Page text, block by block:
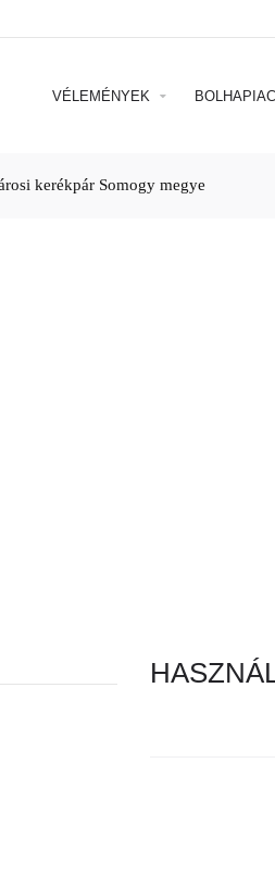
VÉLEMÉNYEK BOLHAPIAC
kerékpár Somogy megye